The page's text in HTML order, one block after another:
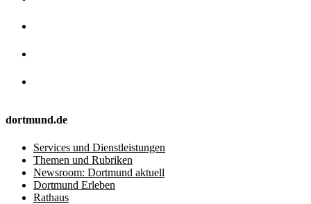
dortmund.de
Services und Dienstleistungen
Themen und Rubriken
Newsroom: Dortmund aktuell
Dortmund Erleben
Rathaus